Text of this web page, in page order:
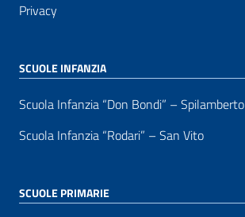
Privacy
SCUOLE INFANZIA
Scuola Infanzia “Don Bondi” – Spilamberto
Scuola Infanzia “Rodari” – San Vito
SCUOLE PRIMARIE